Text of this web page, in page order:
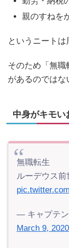
親のすねを
というニートは
そのため「無
があるのではな
中身がキモい
無職転生
ルーデウス
— キャプテン
March 9, 2020